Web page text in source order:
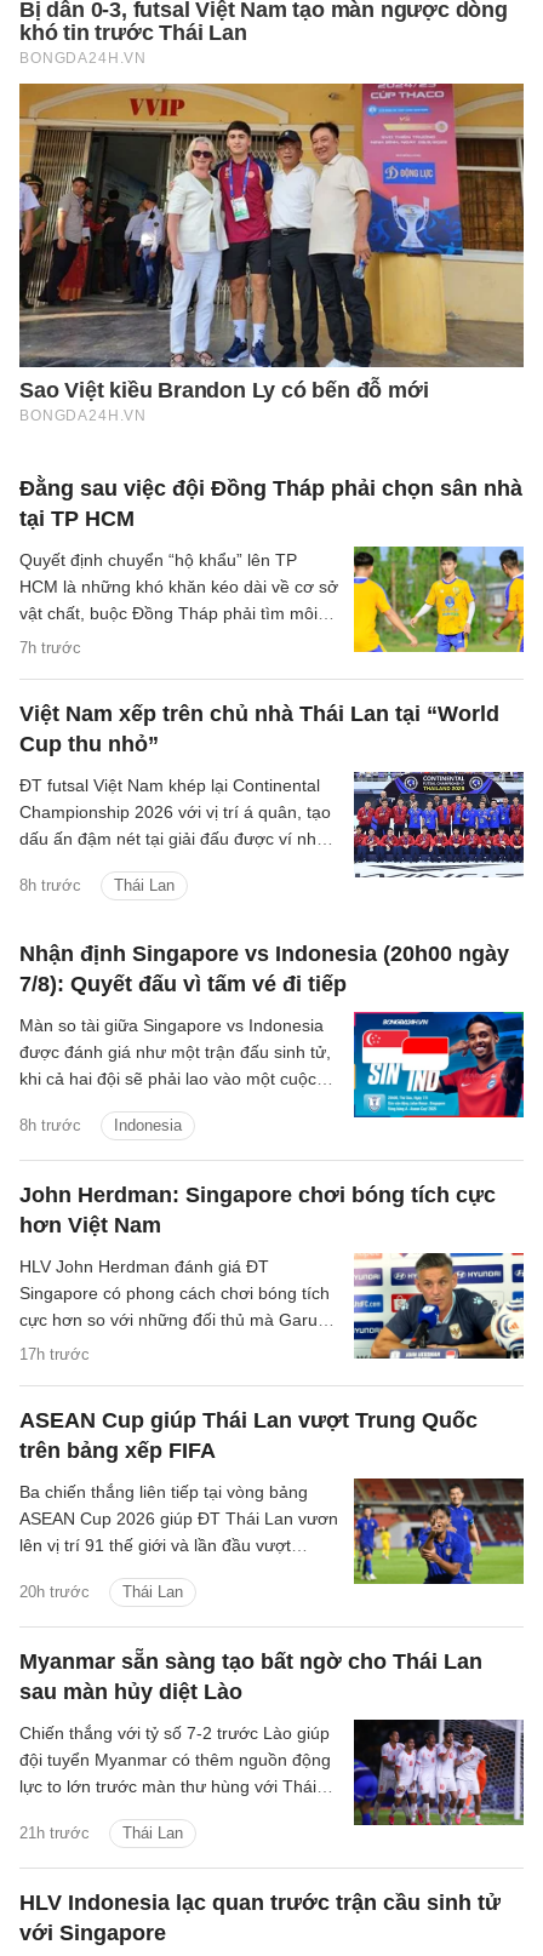
Đằng sau việc đội Đồng Tháp phải chọn sân nhà
tại TP HCM
7h trước
Quyết định chuyển “hộ khẩu” lên TP
HCM là những khó khăn kéo dài về cơ sở
vật chất, buộc Đồng Tháp phải tìm môi
trường phù hợp hơn để duy trì hoạt
Việt Nam xếp trên chủ nhà Thái Lan tại “World
Cup thu nhỏ”
8h trước Thái Lan
ĐT futsal Việt Nam khép lại Continental
Championship 2026 với vị trí á quân, tạo
dấu ấn đậm nét tại giải đấu được ví như
Nhận định Singapore vs Indonesia (20h00 ngày
7/8): Quyết đấu vì tấm vé đi tiếp
8h trước Indonesia
Màn so tài giữa Singapore vs Indonesia
được đánh giá như một trận đấu sinh tử,
khi cả hai đội sẽ phải lao vào một cuộc
vào bán kết.
John Herdman: Singapore chơi bóng tích cực
hơn Việt Nam
17h trước
HLV John Herdman đánh giá ĐT
Singapore có phong cách chơi bóng tích
cực hơn so với những đối thủ mà Garuda
đã gặp trước đó.
ASEAN Cup giúp Thái Lan vượt Trung Quốc
trên bảng xếp FIFA
20h trước Thái Lan
Ba chiến thắng liên tiếp tại vòng bảng
ASEAN Cup 2026 giúp ĐT Thái Lan vươn
lên vị trí 91 thế giới và lần đầu vượt
Myanmar sẵn sàng tạo bất ngờ cho Thái Lan
sau màn hủy diệt Lào
21h trước Thái Lan
Chiến thắng với tỷ số 7-2 trước Lào giúp
đội tuyển Myanmar có thêm nguồn động
lực to lớn trước màn thư hùng với Thái
HLV Indonesia lạc quan trước trận cầu sinh tử
với Singapore